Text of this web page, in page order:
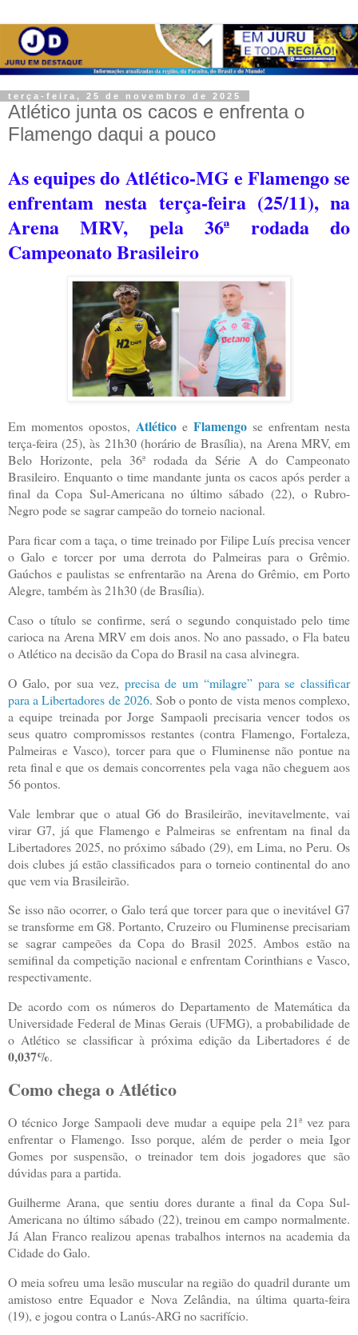
terça-feira, 25 de novembro de 2025
Atlético junta os cacos e enfrenta o
Flamengo daqui a pouco
As equipes do Atlético-MG e Flamengo se
enfrentam nesta terça-feira (25/11), na
Arena MRV, pela 36ª rodada do
Campeonato Brasileiro
Em momentos opostos, Atlético e Flamengo se enfrentam nesta
terça-feira (25), às 21h30 (horário de Brasília), na Arena MRV, em
Belo Horizonte, pela 36ª rodada da Série A do Campeonato
Brasileiro. Enquanto o time mandante junta os cacos após perder a
final da Copa Sul-Americana no último sábado (22), o Rubro-
Negro pode se sagrar campeão do torneio nacional.
Para ficar com a taça, o time treinado por Filipe Luís precisa vencer
o Galo e torcer por uma derrota do Palmeiras para o Grêmio.
Gaúchos e paulistas se enfrentarão na Arena do Grêmio, em Porto
Alegre, também às 21h30 (de Brasília).
Caso o título se confirme, será o segundo conquistado pelo time
carioca na Arena MRV em dois anos. No ano passado, o Fla bateu
o Atlético na decisão da Copa do Brasil na casa alvinegra.
O Galo, por sua vez, precisa de um “milagre” para se classificar
para a Libertadores de 2026. Sob o ponto de vista menos complexo,
a equipe treinada por Jorge Sampaoli precisaria vencer todos os
seus quatro compromissos restantes (contra Flamengo, Fortaleza,
Palmeiras e Vasco), torcer para que o Fluminense não pontue na
reta final e que os demais concorrentes pela vaga não cheguem aos
56 pontos.
Vale lembrar que o atual G6 do Brasileirão, inevitavelmente, vai
virar G7, já que Flamengo e Palmeiras se enfrentam na final da
Libertadores 2025, no próximo sábado (29), em Lima, no Peru. Os
dois clubes já estão classificados para o torneio continental do ano
que vem via Brasileirão.
Se isso não ocorrer, o Galo terá que torcer para que o inevitável G7
se transforme em G8. Portanto, Cruzeiro ou Fluminense precisariam
se sagrar campeões da Copa do Brasil 2025. Ambos estão na
semifinal da competição nacional e enfrentam Corinthians e Vasco,
respectivamente.
De acordo com os números do Departamento de Matemática da
Universidade Federal de Minas Gerais (UFMG), a probabilidade de
o Atlético se classificar à próxima edição da Libertadores é de
0,037%.
Como chega o Atlético
O técnico Jorge Sampaoli deve mudar a equipe pela 21ª vez para
enfrentar o Flamengo. Isso porque, além de perder o meia Igor
Gomes por suspensão, o treinador tem dois jogadores que são
dúvidas para a partida.
Guilherme Arana, que sentiu dores durante a final da Copa Sul-
Americana no último sábado (22), treinou em campo normalmente.
Já Alan Franco realizou apenas trabalhos internos na academia da
Cidade do Galo.
O meia sofreu uma lesão muscular na região do quadril durante um
amistoso entre Equador e Nova Zelândia, na última quarta-feira
(19), e jogou contra o Lanús-ARG no sacrifício.